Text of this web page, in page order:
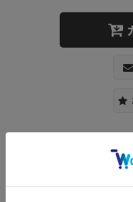
Leather handle square